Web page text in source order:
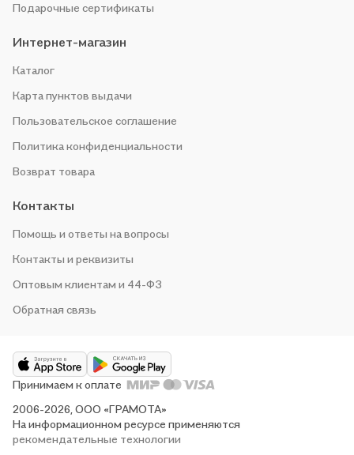
Подарочные сертификаты
Интернет-магазин
Каталог
Карта пунктов выдачи
Пользовательское соглашение
Политика конфиденциальности
Возврат товара
Контакты
Помощь и ответы на вопросы
Контакты и реквизиты
Оптовым клиентам и 44-ФЗ
Обратная связь
2006-2026, ООО «ГРАМОТА»
На информационном ресурсе применяются
рекомендательные технологии
Принимаем к оплате